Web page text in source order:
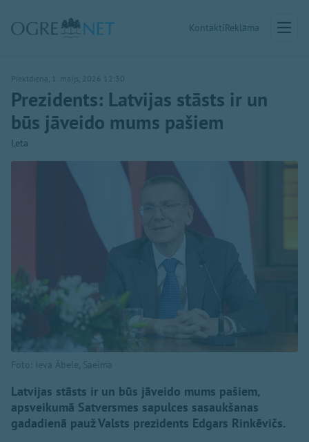
KontaktiReklāma
Piektdiena, 1. maijs, 2026 12:30
Prezidents: Latvijas stāsts ir un
būs jāveido mums pašiem
Leta
Foto: Ieva Ābele, Saeima
Latvijas stāsts ir un būs jāveido mums pašiem,
apsveikumā Satversmes sapulces sasaukšanas
gadadienā pauž Valsts prezidents Edgars Rinkēvičs.